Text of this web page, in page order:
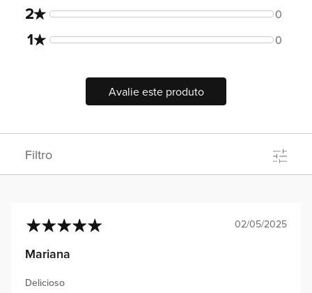
1 0
2 0
Avalie este produto
Filtro
Mariana
02/05/2025
Delicioso